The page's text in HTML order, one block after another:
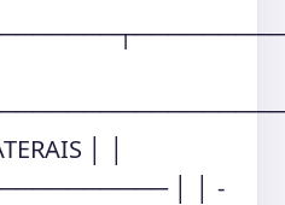
│ │
│ │ -